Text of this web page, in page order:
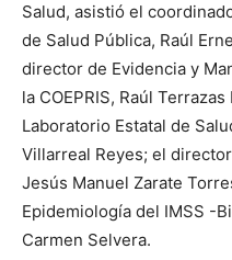
Salud, asistió el
de Salud Pública, Raúl
director de Evidencia y
la COEPRIS, Raúl
Laboratorio Estatal de
Villarreal Reyes; el
Jesús Manuel Zarate
Epidemiología del IMSS -
Carmen Selvera.